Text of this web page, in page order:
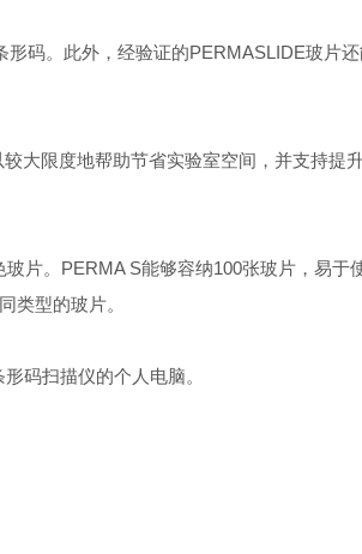
码。此外，经验证的PERMASLIDE玻片
大限度地帮助节省实验室空间，并支持提
片。PERMA S能够容纳100张玻片，易于
类型的玻片。
码扫描仪的个人电脑。